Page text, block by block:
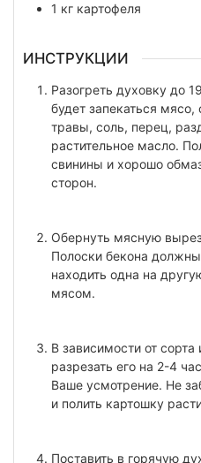
1 кг картофеля
ИНСТРУКЦИИ
Разогреть духовку до
будет запекаться
травы, соль, перец,
растительное масло.
свинины и хорошо
сторон.
Обернуть мясную
Полоски бекона
находить одна на
мясом.
В зависимости от
разрезать его на 2-4
Ваше усмотрение. Не
и полить картошку
Поставить в горячую